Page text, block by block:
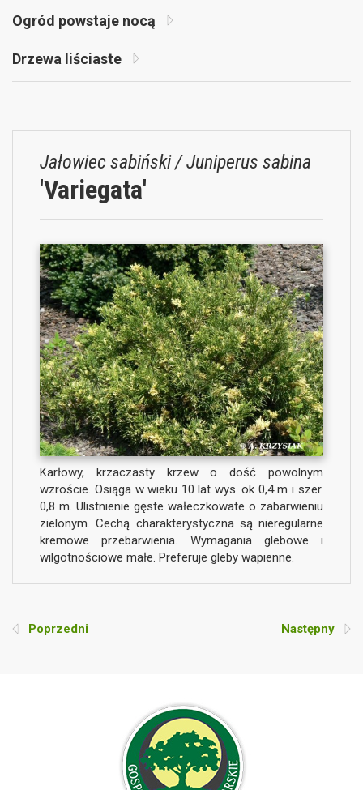
Ogród powstaje nocą
Drzewa liściaste
Jałowiec sabiński / Juniperus sabina
'Variegata'
Karłowy, krzaczasty krzew o dość powolnym
wzroście. Osiąga w wieku 10 lat wys. ok 0,4 m i szer.
0,8 m. Ulistnienie gęste wałeczkowate o zabarwieniu
zielonym. Cechą charakterystyczna są nieregularne
kremowe przebarwienia. Wymagania glebowe i
wilgotnościowe małe. Preferuje gleby wapienne.
Poprzedni Następny